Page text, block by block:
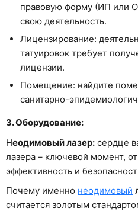
правовую форму (ИП или
свою деятельность.
Лицензирование:
татуировок требует
лицензии.
Помещение: найдите
санитарно-
3. Оборудование:
Неодимовый лазер: сердце
лазера – ключевой момент,
эффективность и
Почему именно неодимовый
считается золотым